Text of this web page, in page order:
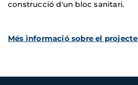
construcció d'un bloc sanitari.
Més informació sobre el projecte